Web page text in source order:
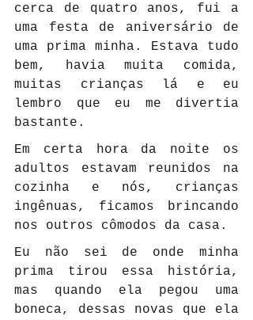
cerca de quatro anos, fui a
uma festa de aniversário de
uma prima minha. Estava tudo
bem, havia muita comida,
muitas crianças lá e eu
lembro que eu me divertia
bastante.
Em certa hora da noite os
adultos estavam reunidos na
cozinha e nós, crianças
ingênuas, ficamos brincando
nos outros cômodos da casa.
Eu não sei de onde minha
prima tirou essa história,
mas quando ela pegou uma
boneca, dessas novas que ela